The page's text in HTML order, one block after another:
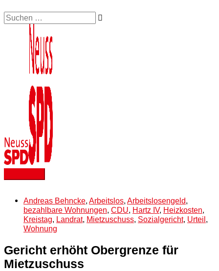
Inhalt
springen
Andreas Behncke, Arbeitslos, Arbeitslosengeld,
bezahlbare Wohnungen, CDU, Hartz IV, Heizkosten,
Kreistag, Landrat, Mietzuschuss, Sozialgericht, Urteil,
Wohnung
Gericht erhöht Obergrenze für
Mietzuschuss